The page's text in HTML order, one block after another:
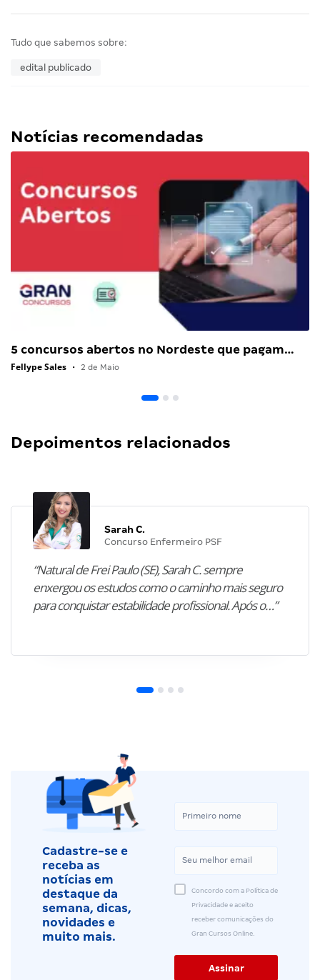
Tudo que sabemos sobre:
edital publicado
Notícias recomendadas
5 concursos abertos no Nordeste que pagam…
Fellype Sales • 2 de Maio
Depoimentos relacionados
Sarah C.
Concurso Enfermeiro PSF
“Natural de Frei Paulo (SE), Sarah C. sempre
enxergou os estudos como o caminho mais seguro
para conquistar estabilidade profissional. Após o…”
Cadastre-se e
receba as
notícias em
destaque da
semana, dicas,
novidades e
muito mais.
Concordo com a Política de
Privacidade e aceito
receber comunicações do
Gran Cursos Online.